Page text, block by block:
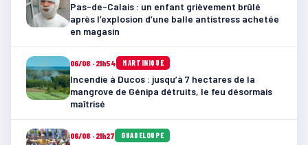
Pas-de-Calais : un enfant grièvement brûlé
après l’explosion d’une balle antistress achetée
en magasin
06/08 · 21h54 MARTINIQUE
Incendie à Ducos : jusqu’à 7 hectares de la
mangrove de Génipa détruits, le feu désormais
maîtrisé
06/08 · 21h27 GUADELOUPE